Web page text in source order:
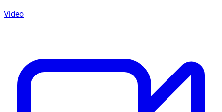
Video